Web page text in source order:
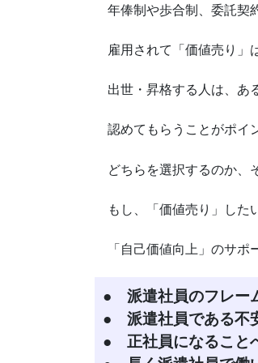
年俸制や歩合制、委託契
雇用されて「価値売り」
出世・昇格する人は、あ
認めてもらうことがポイ
どちらを選択するのか、
もし、「価値売り」した
「自己価値向上」のサポ
● 派遣社員のフレー
● 派遣社員である不
● 正社員になること